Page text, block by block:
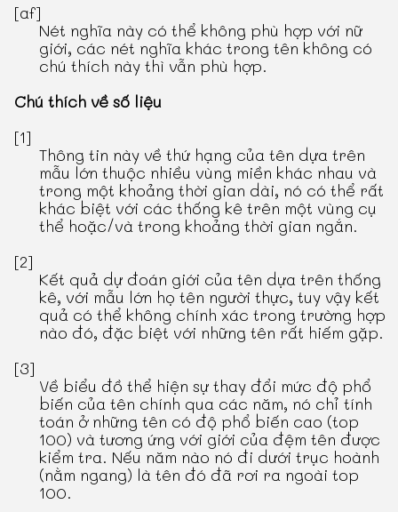
[af]
Nét nghĩa này có thể không phù hợp với nữ
giới, các nét nghĩa khác trong tên không có
chú thích này thì vẫn phù hợp.
Chú thích về số liệu
[1]
Thông tin này về thứ hạng của tên dựa trên
mẫu lớn thuộc nhiều vùng miền khác nhau và
trong một khoảng thời gian dài, nó có thể rất
khác biệt với các thống kê trên một vùng cụ
thể hoặc/và trong khoảng thời gian ngắn.
[2]
Kết quả dự đoán giới của tên dựa trên thống
kê, với mẫu lớn họ tên người thực, tuy vậy kết
quả có thể không chính xác trong trường hợp
nào đó, đặc biệt với những tên rất hiếm gặp.
[3]
Về biểu đồ thể hiện sự thay đổi mức độ phổ
biến của tên chính qua các năm, nó chỉ tính
toán ở những tên có độ phổ biến cao (top
100) và tương ứng với giới của đệm tên được
kiểm tra. Nếu năm nào nó đi dưới trục hoành
(nằm ngang) là tên đó đã rơi ra ngoài top
100.